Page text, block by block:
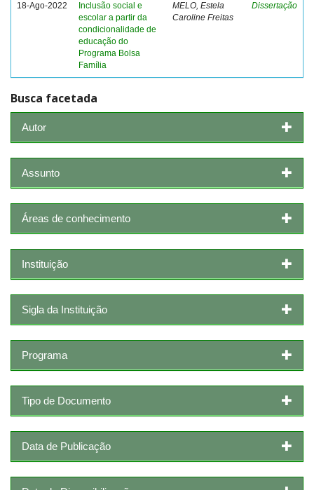
18-Ago-2022
Inclusão social e
escolar a partir da
condicionalidade de
educação do
Programa Bolsa
Família
MELO, Estela
Caroline Freitas
Dissertação
Busca facetada
Autor
Assunto
Áreas de conhecimento
Instituição
Sigla da Instituição
Programa
Tipo de Documento
Data de Publicação